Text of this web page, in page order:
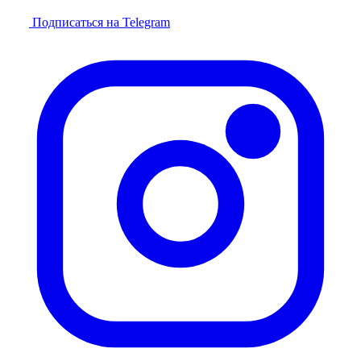
Подписаться на Telegram